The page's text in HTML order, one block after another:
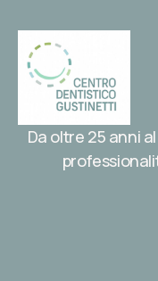
Da oltre 25 anni